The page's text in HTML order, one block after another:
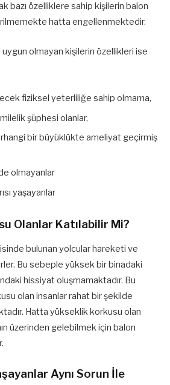
bazı özelliklere sahip kişilerin balon
hatta engellenmektedir.
uygun olmayan kişilerin özellikleri ise
fiziksel yeterliliğe sahip olmama,
şüphesi olanlar,
bir büyüklükte ameliyat geçirmiş
olmayanlar
yaşayanlar
Olanlar Katılabilir Mi?
bulunan yolcular hareketi ve
Bu sebeple yüksek bir binadaki
hissiyat oluşmamaktadır. Bu
olan insanlar rahat bir şekilde
Hatta yükseklik korkusu olan
üzerinden gelebilmek için balon
Aynı Sorun İle